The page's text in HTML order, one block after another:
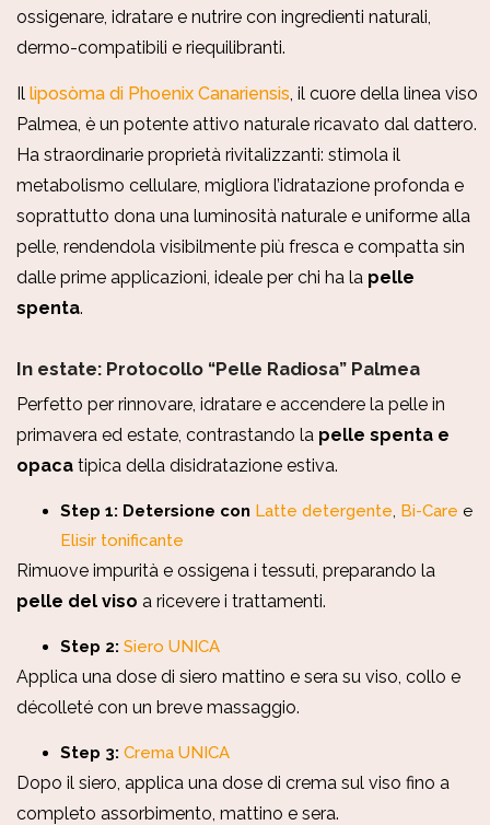
ossigenare, idratare e nutrire con ingredienti naturali,
dermo-compatibili e riequilibranti.
Il liposòma di Phoenix Canariensis, il cuore della linea viso
Palmea, è un potente attivo naturale ricavato dal dattero.
Ha straordinarie proprietà rivitalizzanti: stimola il
metabolismo cellulare, migliora l’idratazione profonda e
soprattutto dona una luminosità naturale e uniforme alla
pelle, rendendola visibilmente più fresca e compatta sin
dalle prime applicazioni, ideale per chi ha la pelle
spenta.
In estate: Protocollo “Pelle Radiosa” Palmea
Perfetto per rinnovare, idratare e accendere la pelle in
primavera ed estate, contrastando la pelle spenta e
opaca tipica della disidratazione estiva.
Step 1: Detersione con Latte detergente, Bi-Care e
Elisir tonificante
Rimuove impurità e ossigena i tessuti, preparando la
pelle del viso a ricevere i trattamenti.
Step 2: Siero UNICA
Applica una dose di siero mattino e sera su viso, collo e
décolleté con un breve massaggio.
Step 3: Crema UNICA
Dopo il siero, applica una dose di crema sul viso fino a
completo assorbimento, mattino e sera.